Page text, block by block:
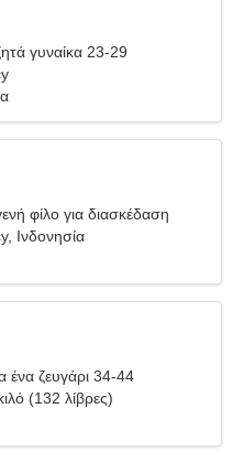
γυναίκα 23-29
φίλο για διασκέδαση
Ινδονησία
ένα ζευγάρι 34-44
(132 λίβρες)